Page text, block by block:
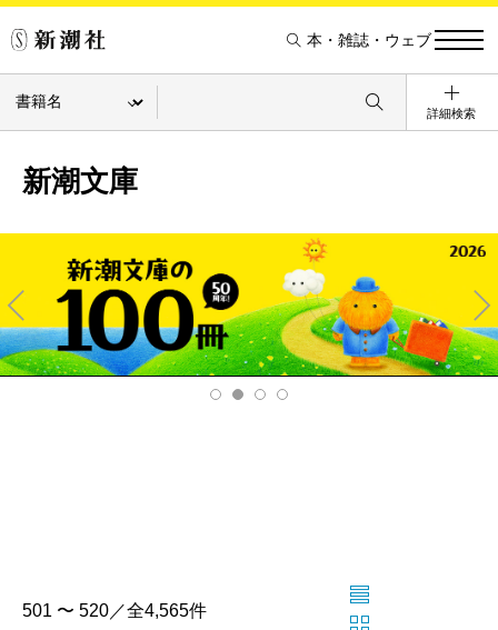
本・雑誌・ウェブ
詳細検索
新潮文庫
Pre
v
Ne
xt
501 〜 520／全4,565件